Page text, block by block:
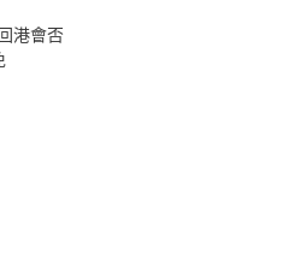
港會否